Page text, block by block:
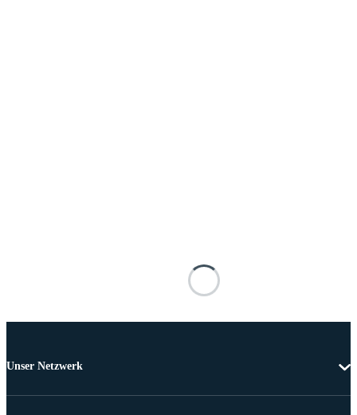
Unser Netzwerk